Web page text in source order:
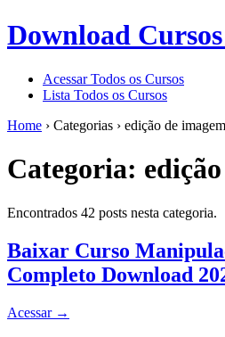
Download
Acessar Todos os Cursos
Lista Todos os Cursos
Home › Categorias › edição de imagem
Categoria:
Encontrados 42 posts nesta categoria.
Baixar Curso
Completo Download
Acessar →